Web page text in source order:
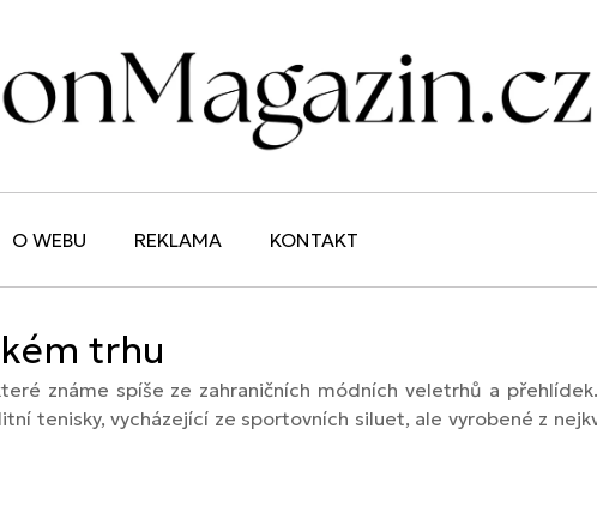
O WEBU REKLAMA KONTAKT
trhu
známe spíše ze zahraničních módních veletrhů a
tenisky, vycházející ze sportovních siluet, ale vyrobené z